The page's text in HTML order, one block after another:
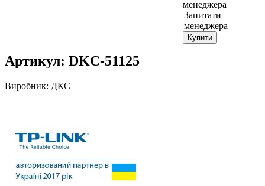
Запитати
менеджера
Купити
Артикул: DKC-51125
Виробник: ДКС